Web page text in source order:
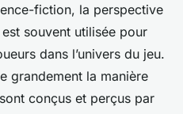
fiction, la perspective
est souvent utilisée pour
dans l’univers du jeu.
grandement la manière
conçus et perçus par